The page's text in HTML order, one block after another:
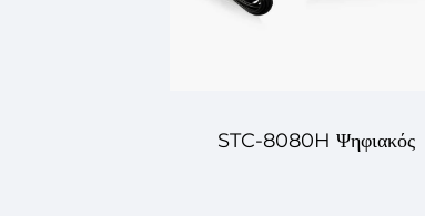
STC-8080H Ψηφιακός